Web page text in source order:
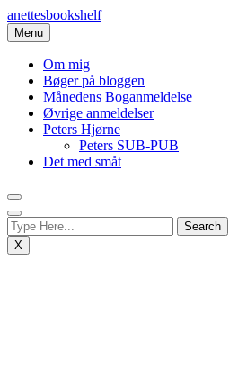
Skip
to
content
anettesbookshelf
Menu
Om mig
Bøger på bloggen
Månedens Boganmeldelse
Øvrige anmeldelser
Peters Hjørne
Peters SUB-PUB
Det med småt
X